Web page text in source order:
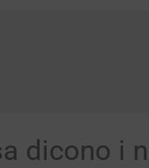
dicono i